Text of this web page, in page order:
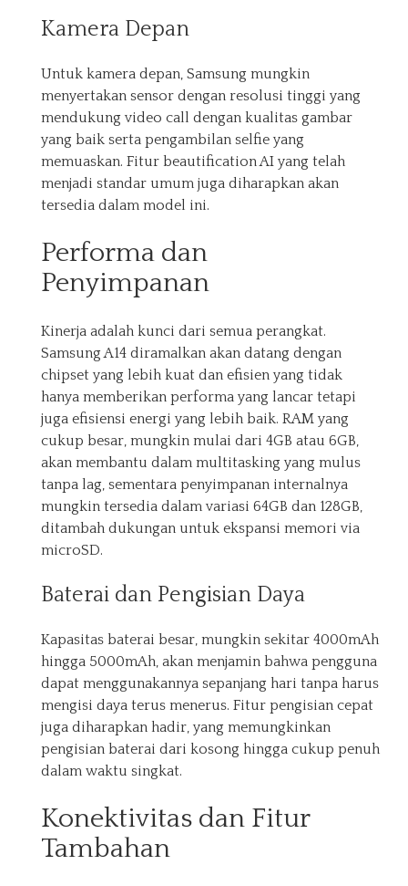
Kamera Depan
Untuk kamera depan, Samsung mungkin
menyertakan sensor dengan resolusi tinggi yang
mendukung video call dengan kualitas gambar
yang baik serta pengambilan selfie yang
memuaskan. Fitur beautification AI yang telah
menjadi standar umum juga diharapkan akan
tersedia dalam model ini.
Performa dan
Penyimpanan
Kinerja adalah kunci dari semua perangkat.
Samsung A14 diramalkan akan datang dengan
chipset yang lebih kuat dan efisien yang tidak
hanya memberikan performa yang lancar tetapi
juga efisiensi energi yang lebih baik. RAM yang
cukup besar, mungkin mulai dari 4GB atau 6GB,
akan membantu dalam multitasking yang mulus
tanpa lag, sementara penyimpanan internalnya
mungkin tersedia dalam variasi 64GB dan 128GB,
ditambah dukungan untuk ekspansi memori via
microSD.
Baterai dan Pengisian Daya
Kapasitas baterai besar, mungkin sekitar 4000mAh
hingga 5000mAh, akan menjamin bahwa pengguna
dapat menggunakannya sepanjang hari tanpa harus
mengisi daya terus menerus. Fitur pengisian cepat
juga diharapkan hadir, yang memungkinkan
pengisian baterai dari kosong hingga cukup penuh
dalam waktu singkat.
Konektivitas dan Fitur
Tambahan